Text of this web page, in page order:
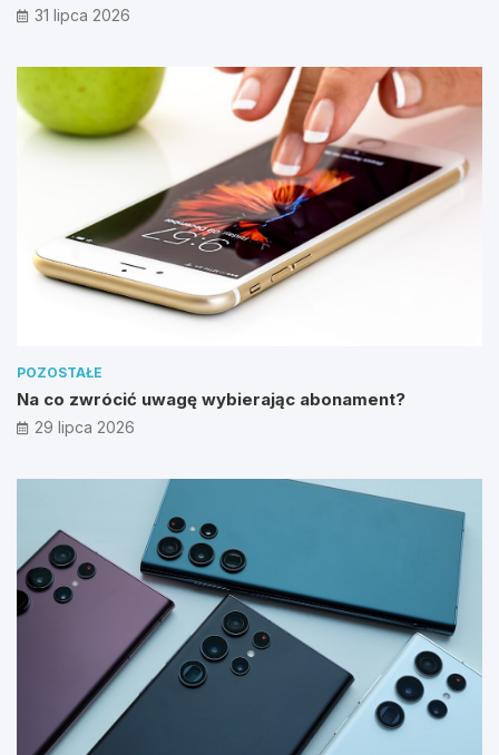
31 lipca 2026
POZOSTAŁE
Na co zwrócić uwagę wybierając abonament?
29 lipca 2026